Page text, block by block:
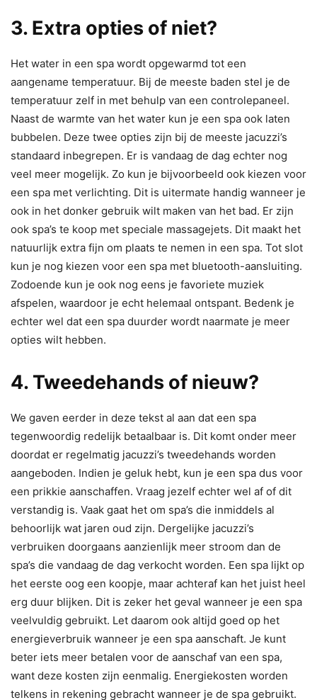
3. Extra opties of niet?
Het water in een spa wordt opgewarmd tot een
aangename temperatuur. Bij de meeste baden stel je de
temperatuur zelf in met behulp van een controlepaneel.
Naast de warmte van het water kun je een spa ook laten
bubbelen. Deze twee opties zijn bij de meeste jacuzzi’s
standaard inbegrepen. Er is vandaag de dag echter nog
veel meer mogelijk. Zo kun je bijvoorbeeld ook kiezen voor
een spa met verlichting. Dit is uitermate handig wanneer je
ook in het donker gebruik wilt maken van het bad. Er zijn
ook spa’s te koop met speciale massagejets. Dit maakt het
natuurlijk extra fijn om plaats te nemen in een spa. Tot slot
kun je nog kiezen voor een spa met bluetooth-aansluiting.
Zodoende kun je ook nog eens je favoriete muziek
afspelen, waardoor je echt helemaal ontspant. Bedenk je
echter wel dat een spa duurder wordt naarmate je meer
opties wilt hebben.
4. Tweedehands of nieuw?
We gaven eerder in deze tekst al aan dat een spa
tegenwoordig redelijk betaalbaar is. Dit komt onder meer
doordat er regelmatig jacuzzi’s tweedehands worden
aangeboden. Indien je geluk hebt, kun je een spa dus voor
een prikkie aanschaffen. Vraag jezelf echter wel af of dit
verstandig is. Vaak gaat het om spa’s die inmiddels al
behoorlijk wat jaren oud zijn. Dergelijke jacuzzi’s
verbruiken doorgaans aanzienlijk meer stroom dan de
spa’s die vandaag de dag verkocht worden. Een spa lijkt op
het eerste oog een koopje, maar achteraf kan het juist heel
erg duur blijken. Dit is zeker het geval wanneer je een spa
veelvuldig gebruikt. Let daarom ook altijd goed op het
energieverbruik wanneer je een spa aanschaft. Je kunt
beter iets meer betalen voor de aanschaf van een spa,
want deze kosten zijn eenmalig. Energiekosten worden
telkens in rekening gebracht wanneer je de spa gebruikt.